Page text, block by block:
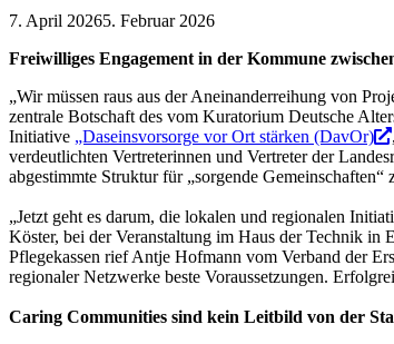
7. April 20265. Februar 2026
Freiwilliges Engagement in der Kommune
„Wir müssen raus aus der Aneinanderreihung von
zentrale Botschaft des vom Kuratorium Deutsche
Initiative „Daseinsvorsorge vor Ort stärken (DavOr)
verdeutlichten Vertreterinnen und Vertreter der
abgestimmte Struktur für „sorgende Gemeinschaften“
„Jetzt geht es darum, die lokalen und regionalen
Köster, bei der Veranstaltung im Haus der Technik in
Pflegekassen rief Antje Hofmann vom Verband der
regionaler Netzwerke beste Voraussetzungen.
Caring Communities sind kein Leitbild von der